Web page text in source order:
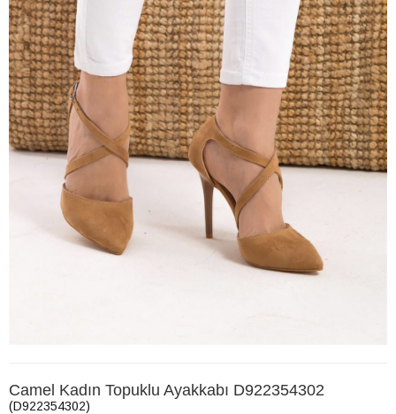
Camel Kadın Topuklu Ayakkabı D922354302
(D922354302)